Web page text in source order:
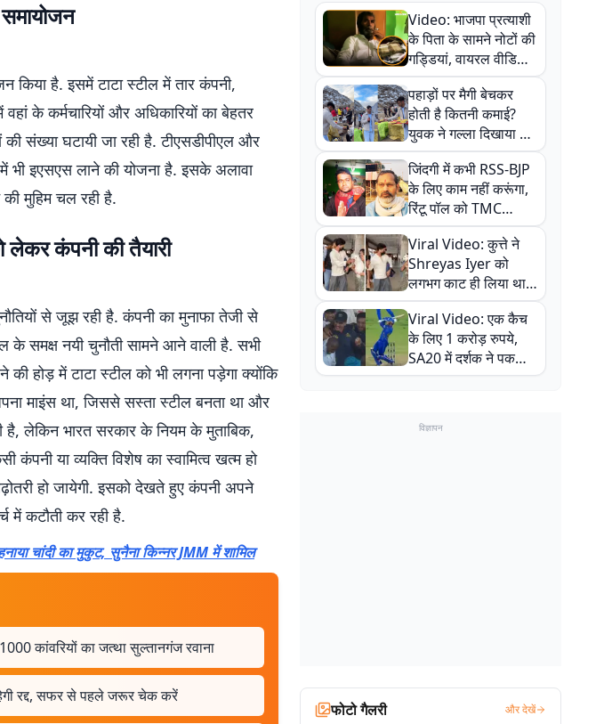
किया है. इसमें टाटा स्टील में तार कंपनी,
के कर्मचारियों और अधिकारियों का बेहतर
संख्या घटायी जा रही है. टीएसडीपीएल और
भी इएसएस लाने की योजना है. इसके अलावा
मुहिम चल रही है.
कंपनी की तैयारी
से जूझ रही है. कंपनी का मुनाफा तेजी से
के समक्ष नयी चुनौती सामने आने वाली है. सभी
होड़ में टाटा स्टील को भी लगना पड़ेगा क्योंकि
माइंस था, जिससे सस्ता स्टील बनता था और
है, लेकिन भारत सरकार के नियम के मुताबिक,
या व्यक्ति विशेष का स्वामित्व खत्म हो
हो जायेगी. इसको देखते हुए कंपनी अपने
में कटौती कर रही है.
चांदी का मुकुट, सुनैना किन्नर JMM में शामिल
कांवरियों का जत्था सुल्तानगंज रवाना
रद्द, सफर से पहले जरूर चेक करें
Video: भाजपा प्रत्याशी
के पिता के सामने नोटों की
गड्डियां, वायरल वीडियो
से राजनीति में उबाल,
अजित महतो बोले- TMC
की गंदी चाल
पहाड़ों पर मैगी बेचकर
होती है कितनी कमाई?
युवक ने गल्ला दिखाया तो
नौकरी वालों के खड़े हो गए
कान
जिंदगी में कभी RSS-BJP
के लिए काम नहीं करूंगा,
रिंटू पॉल को TMC
ऑफिस में ले जाकर पीटा,
Video वायरल
Viral Video: कुत्ते ने
Shreyas Iyer को
लगभग काट ही लिया था,
न्यूजीलैंड सीरीज से पहले
बाल-बाल बचे
Viral Video: एक कैच
के लिए 1 करोड़ रुपये,
SA20 में दर्शक ने पकड़ा
एक हाथ से गजब का कैच
विज्ञापन
फोटो गैलरी और देखें